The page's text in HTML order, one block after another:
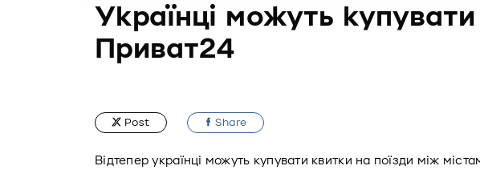
Українці можуть
Приват24
Post Share
Відтепер українці можуть купувати квитки на поїзди між